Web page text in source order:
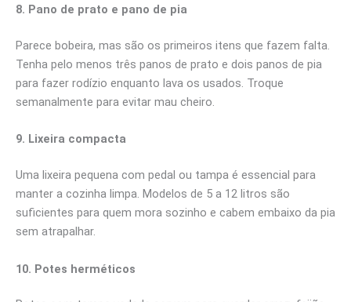
8. Pano de prato e pano de pia
Parece bobeira, mas são os primeiros itens que fazem falta.
Tenha pelo menos três panos de prato e dois panos de pia
para fazer rodízio enquanto lava os usados. Troque
semanalmente para evitar mau cheiro.
9. Lixeira compacta
Uma lixeira pequena com pedal ou tampa é essencial para
manter a cozinha limpa. Modelos de 5 a 12 litros são
suficientes para quem mora sozinho e cabem embaixo da pia
sem atrapalhar.
10. Potes herméticos